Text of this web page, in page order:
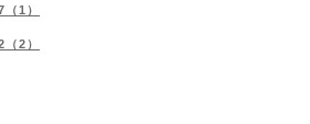
1）
2）